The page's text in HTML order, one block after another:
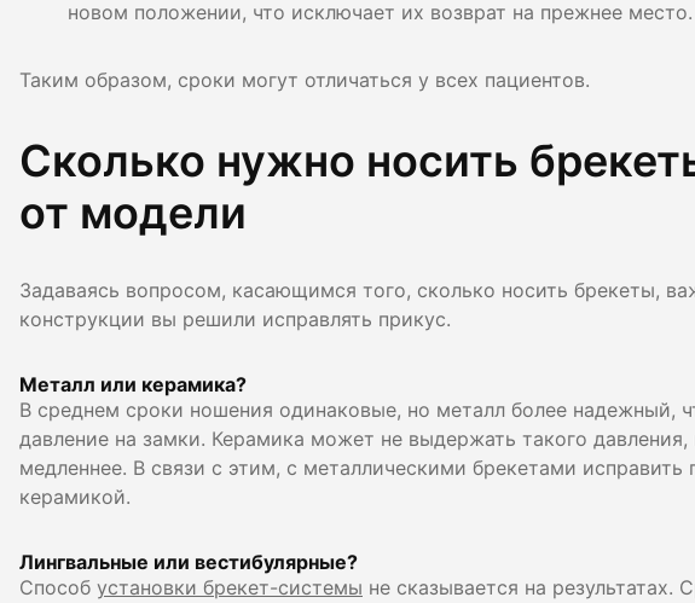
новом положении, что исключает их возврат на прежнее место.
Таким образом, сроки могут отличаться у всех пациентов.
Сколько нужно носить
от модели
Задаваясь вопросом, касающимся того, сколько носить брекеты,
конструкции вы решили исправлять прикус.
Металл или керамика?
В среднем сроки ношения одинаковые, но металл более надежный,
давление на замки. Керамика может не выдержать такого
медленнее. В связи с этим, с металлическими брекетами
керамикой.
Лингвальные или вестибулярные?
Способ установки брекет-системы не сказывается на результатах.